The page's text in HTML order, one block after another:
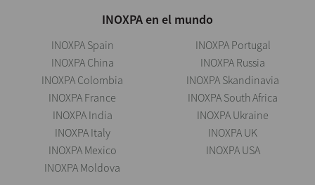
INOXPA en el mundo
INOXPA Spain
INOXPA China
INOXPA Colombia
INOXPA France
INOXPA India
INOXPA Italy
INOXPA Mexico
INOXPA Moldova
INOXPA Portugal
INOXPA Russia
INOXPA Skandinavia
INOXPA South Africa
INOXPA Ukraine
INOXPA UK
INOXPA USA